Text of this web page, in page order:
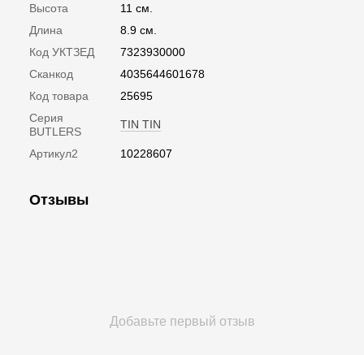
Высота
11 см.
Длина
8.9 см.
Код УКТЗЕД
7323930000
Сканкод
4035644601678
Код товара
25695
Серия
BUTLERS
TIN TIN
Артикул2 10228607
Отзывы
Добавьте первый отзыв